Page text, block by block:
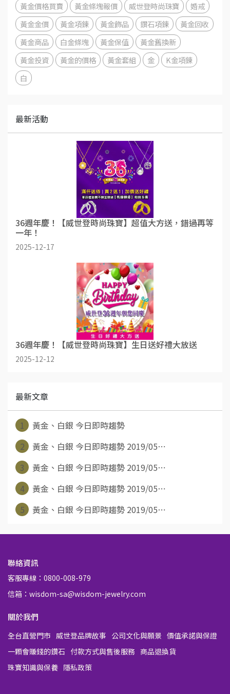
黃金價格買賣
黃金條塊報價 威世登時尚珠寶
婚戒
黃金金價
黃金項鍊 黃金飾品 鑽石項鍊
黃金回收
黃金商品
白金條塊 黃金保值
黃金舊換新
黃金投資
黃金的價格 黃金套組 金
K金項鍊
白
最新活動
36週年慶！【威世登時尚珠寶】超值大方送，錯過再等
一年！
2025-12-17
36週年慶！【威世登時尚珠寶】生日送好禮大放送
2025-12-12
最新文章
1
黃金、白銀 今日即時趨勢
2
黃金、白銀 今日即時趨勢 2019/05⋯
3
黃金、白銀 今日即時趨勢 2019/05⋯
4
黃金、白銀 今日即時趨勢 2019/05⋯
5
黃金、白銀 今日即時趨勢 2019/05⋯
聯絡資訊
客服專線：0800-008-979
信箱：wisdom-sa@wisdom-jewelry.com
關於我們
全台直營門市 威世登品牌故事 公司文化與願景 價值承諾與保證
一顆會賺錢的鑽石 付款方式與售後服務 商品退換貨
珠寶知識與保養 隱私政策